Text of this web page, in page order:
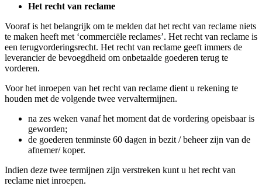
Het recht van reclame
Vooraf is het belangrijk om te melden dat het recht van reclame niets
te maken heeft met ‘commerciële reclames’. Het recht van reclame is
een terugvorderingsrecht. Het recht van reclame geeft immers de
leverancier de bevoegdheid om onbetaalde goederen terug te
vorderen.
Voor het inroepen van het recht van reclame dient u rekening te
houden met de volgende twee vervaltermijnen.
na zes weken vanaf het moment dat de vordering opeisbaar is
geworden;
de goederen tenminste 60 dagen in bezit / beheer zijn van de
afnemer/ koper.
Indien deze twee termijnen zijn verstreken kunt u het recht van
reclame niet inroepen.